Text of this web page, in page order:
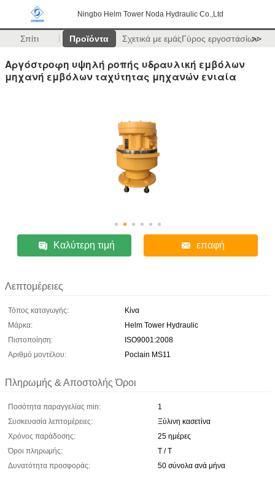
Ningbo Helm Tower Noda Hydraulic Co.,Ltd
Σπίτι Προϊόντα Σχετικά με εμάςΓύρος εργοστασίων
>>
Αργόστροφη υψηλή ροπής υδραυλική εμβόλων
μηχανή εμβόλων ταχύτητας μηχανών ενιαία
Καλύτερη τιμή επαφή
Λεπτομέρειες
Τόπος καταγωγής:
Κίνα
Μάρκα:
Helm Tower Hydraulic
Πιστοποίηση:
ISO9001:2008
Αριθμό μοντέλου:
Poclain MS11
Πληρωμής & Αποστολής Όροι
Ποσότητα παραγγελίας min:
1
Συσκευασία λεπτομέρειες:
Ξύλινη κασετίνα
Χρόνος παράδοσης:
25 ημέρες
Όροι πληρωμής:
T / T
Δυνατότητα προσφοράς:
50 σύνολα ανά μήνα